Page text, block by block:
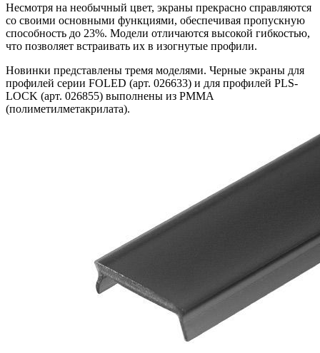
Несмотря на необычный цвет, экраны прекрасно справляются
со своими основными функциями, обеспечивая пропускную
способность до 23%. Модели отличаются высокой гибкостью,
что позволяет встраивать их в изогнутые профили.
Новинки представлены тремя моделями. Черные экраны для
профилей серии FOLED (арт. 026633) и для профилей PLS-
LOCK (арт. 026855) выполнены из PMMA
(полиметилметакрилата).